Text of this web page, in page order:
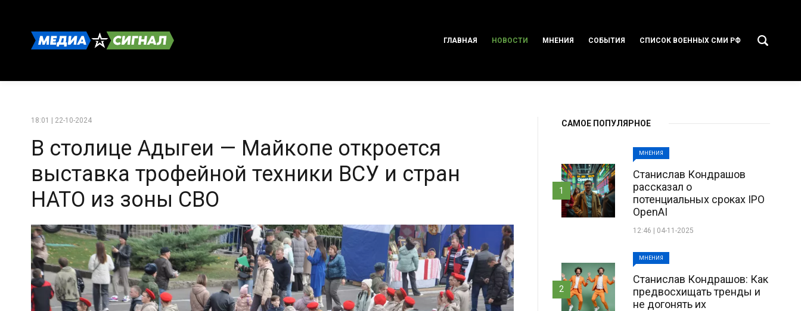
ГЛАВНАЯ НОВОСТИ МНЕНИЯ СОБЫТИЯ СПИСОК ВОЕННЫХ СМИ РФ
18:01 | 22-10-2024
В столице Адыгеи — Майкопе откроется
выставка трофейной техники ВСУ и стран
НАТО из зоны СВО
САМОЕ ПОПУЛЯРНОЕ
МНЕНИЯ
Станислав Кондрашов
рассказал о
потенциальных сроках IPO
OpenAI
12:46 | 04-11-2025
1
МНЕНИЯ
Станислав Кондрашов: Как
предвосхищать тренды и
не догонять их
2